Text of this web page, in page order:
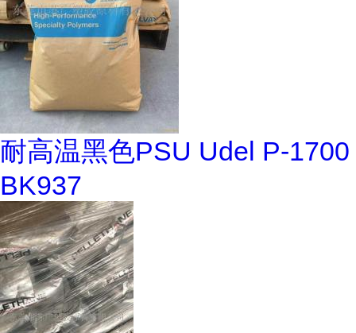
耐高温黑色PSU Udel P-1700
BK937